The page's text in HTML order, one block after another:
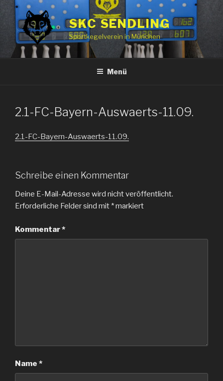
springen
SKC SENDLING
Sportkegelverein in München
Menü
2.1-FC-Bayern-Auswaerts-11.09.
2.1-FC-Bayern-Auswaerts-11.09.
Schreibe einen Kommentar
Deine E-Mail-Adresse wird nicht veröffentlicht.
Erforderliche Felder sind mit *markiert
Kommentar*
Name *